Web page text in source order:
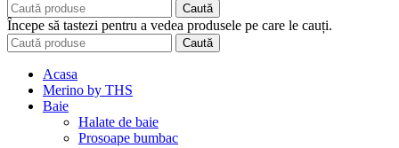
Caută
Începe să tastezi pentru a vedea produsele pe care le cauți.
Caută
Acasa
Merino by THS
Baie
Halate de baie
Prosoape bumbac